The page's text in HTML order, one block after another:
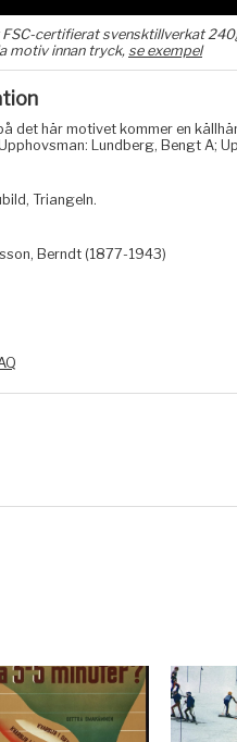
certifierat svensktillverkat
motiv innan tryck, se exempel
det här motivet kommer en
Lundberg, Bengt A;
Triangeln.
Berndt (1877-1943)